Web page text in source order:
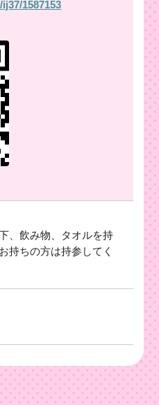
1587153
、飲み物、タオルを持
持ちの方は持参してく